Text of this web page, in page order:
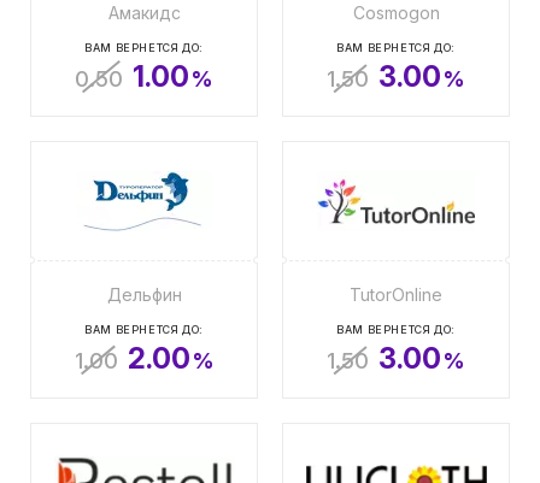
Амакидс
ВАМ ВЕРНЕТСЯ ДО:
0.50 1.00%
Cosmogon
ВАМ ВЕРНЕТСЯ ДО:
1.50 3.00%
Дельфин
ВАМ ВЕРНЕТСЯ ДО:
1.00 2.00%
TutorOnline
ВАМ ВЕРНЕТСЯ ДО:
1.50 3.00%